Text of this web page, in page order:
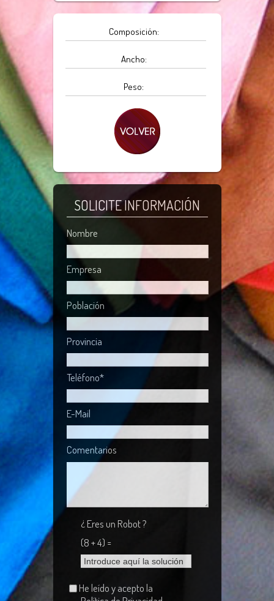
Composición:
Ancho:
Peso:
SOLICITE INFORMACIÓN
Nombre
Empresa
Población
Provincia
Teléfono*
E-Mail
Comentarios
¿ Eres un Robot ?
(8 + 4) =
He leído y acepto la